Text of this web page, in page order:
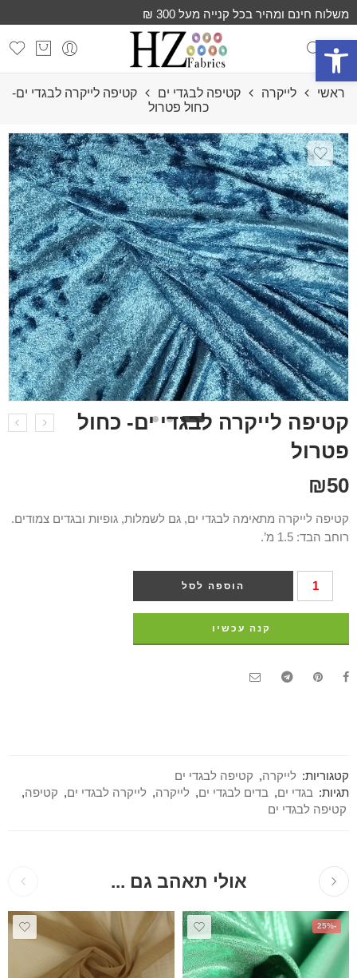
פתח סרגל נגישות
משלוח חינם ומהיר בכל קנייה מעל 300 ₪
ראשי לייקרה קטיפה לבגדי ים
קטיפה לייקרה לבגדי ים-
כחול פטרול
קטיפה לייקרה לבגדי ים- כחול
פטרול
₪50
קטיפה לייקרה מתאימה לבגדי ים, גם לשמלות, גופיות ובגדים צמודים.
רוחב הבד: 1.5 מ’.
הוספה לסל
קנה עכשיו
קטגוריות: לייקרה, קטיפה לבגדי ים
תגיות: בגדי ים, בדים לבגדי ים, לייקרה, לייקרה לבגדי ים, קטיפה,
קטיפה לבגדי ים
אולי תאהב גם ...
-25%